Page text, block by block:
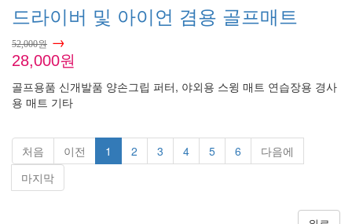
드라이버 및 아이언 겸용 골프매트
52,000원 →
28,000원
골프용품 신개발품 양손그립 퍼터, 야외용 스윙 매트 연습장용 경사
용 매트 기타
처음 이전 1 2 3 4 5 6
다음에
마지막